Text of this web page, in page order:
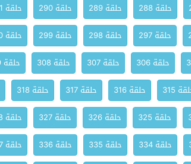
حلقة 288 حلقة 289 حلقة 290 حلقة 291
حلقة 297 حلقة 298 حلقة 299 حلقة 300
حلقة 306 حلقة 307 حلقة 308 حلقة 309
315 حلقة 316 حلقة 317 حلقة 318
حلقة 325 حلقة 326 حلقة 327 حلقة 328
حلقة 334 حلقة 335 حلقة 336 حلقة 337